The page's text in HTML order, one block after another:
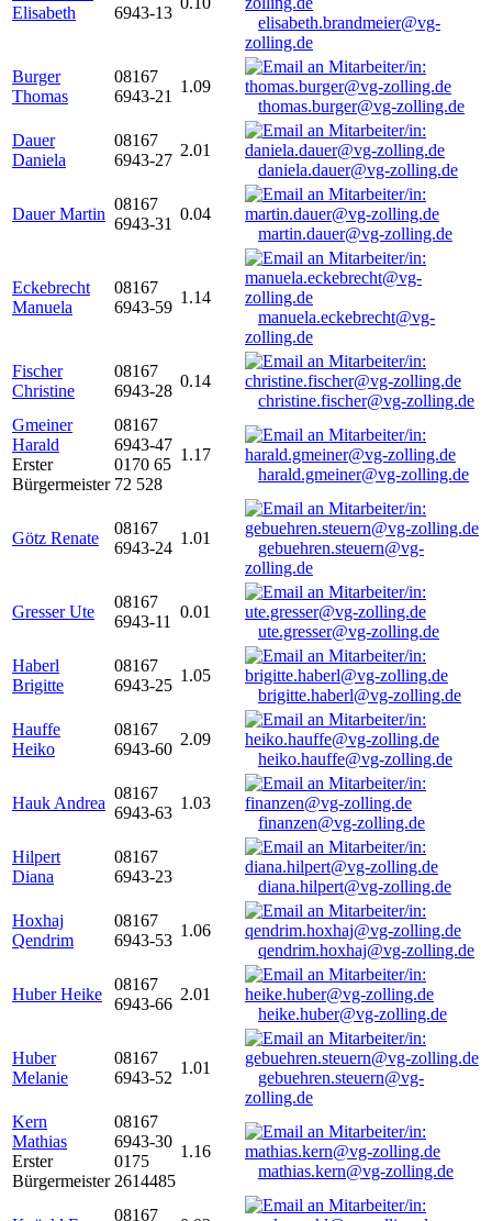
Elisabeth
6943-13
elisabeth.brandmeier@vg-
zolling.de
Burger
Thomas
08167
6943-21
1.09
thomas.burger@vg-zolling.de
Dauer
Daniela
08167
6943-27
2.01
daniela.dauer@vg-zolling.de
Dauer Martin
08167
6943-31
0.04
martin.dauer@vg-zolling.de
Eckebrecht
Manuela
08167
6943-59
1.14
manuela.eckebrecht@vg-
zolling.de
Fischer
Christine
08167
6943-28
0.14
christine.fischer@vg-zolling.de
Gmeiner
Harald
Erster
Bürgermeister
08167
6943-47
0170 65
72 528
1.17
harald.gmeiner@vg-zolling.de
Götz Renate
08167
6943-24
1.01
gebuehren.steuern@vg-
zolling.de
Gresser Ute
08167
6943-11
0.01
ute.gresser@vg-zolling.de
Haberl
Brigitte
08167
6943-25
1.05
brigitte.haberl@vg-zolling.de
Hauffe
Heiko
08167
6943-60
2.09
heiko.hauffe@vg-zolling.de
Hauk Andrea
08167
6943-63
1.03
finanzen@vg-zolling.de
Hilpert
Diana
08167
6943-23
diana.hilpert@vg-zolling.de
Hoxhaj
Qendrim
08167
6943-53
1.06
qendrim.hoxhaj@vg-zolling.de
Huber Heike
08167
6943-66
2.01
heike.huber@vg-zolling.de
Huber
Melanie
08167
6943-52
1.01
gebuehren.steuern@vg-
zolling.de
Kern
Mathias
Erster
Bürgermeister
08167
6943-30
0175
2614485
1.16
mathias.kern@vg-zolling.de
08167